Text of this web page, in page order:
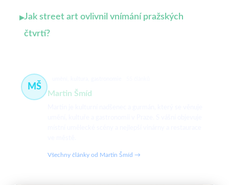
▸Jak street art ovlivnil vnímání pražských
čtvrtí?
MŠ
Martin Šmíd
Všechny články od Martin Šmíd →